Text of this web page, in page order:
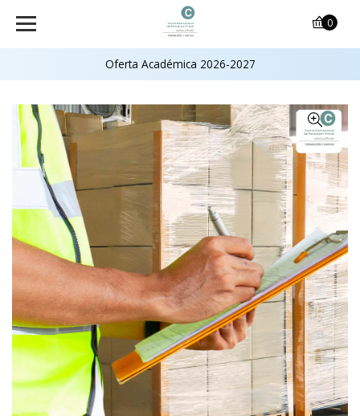
Oferta Académica 2026-2027
0